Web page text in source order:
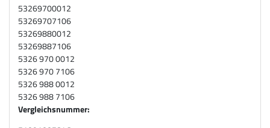
53269700012
53269707106
53269880012
53269887106
5326 970 0012
5326 970 7106
5326 988 0012
5326 988 7106
Vergleichsnummer: